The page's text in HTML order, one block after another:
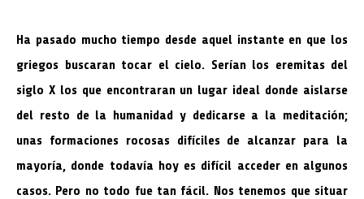
Ha pasado mucho tiempo desde aquel instante en que los
griegos buscaran tocar el cielo. Serían los eremitas del
siglo X los que encontraran un lugar ideal donde aislarse
del resto de la humanidad y dedicarse a la meditación;
unas formaciones rocosas difíciles de alcanzar para la
mayoría, donde todavía hoy es difícil acceder en algunos
casos. Pero no todo fue tan fácil. Nos tenemos que situar